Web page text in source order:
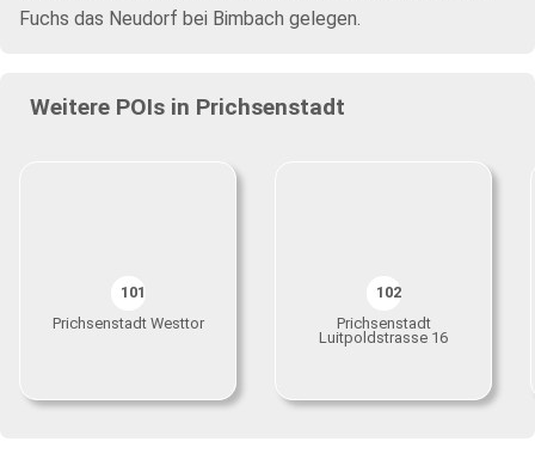
Fuchs das Neudorf bei Bimbach gelegen.
Weitere POIs in Prichsenstadt
101
Prichsenstadt Westtor
102
Prichsenstadt
Luitpoldstrasse 16